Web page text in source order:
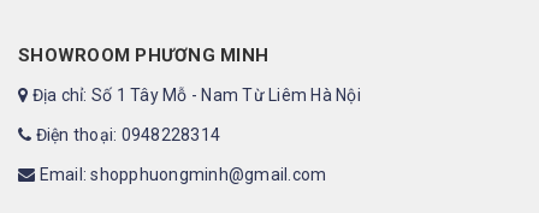
SHOWROOM PHƯƠNG MINH
Địa chỉ: Số 1 Tây Mỗ - Nam Từ Liêm Hà Nội
Điện thoại: 0948228314
Email: shopphuongminh@gmail.com